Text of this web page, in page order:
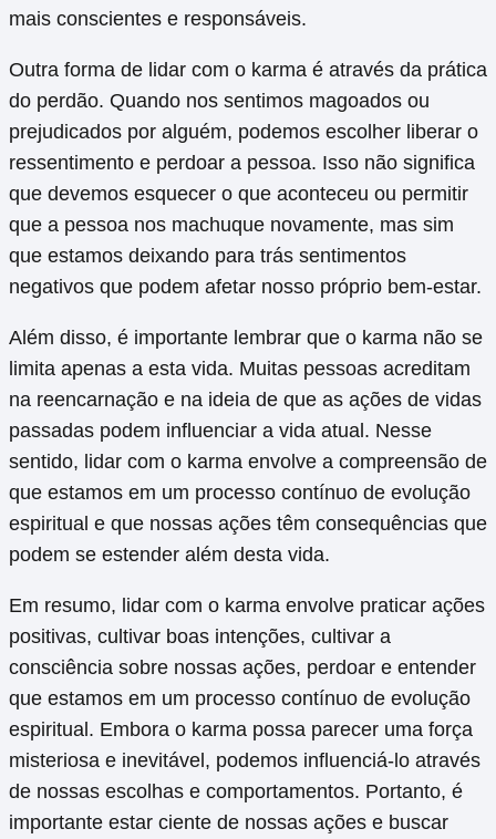
mais conscientes e responsáveis.
Outra forma de lidar com o karma é através da prática
do perdão. Quando nos sentimos magoados ou
prejudicados por alguém, podemos escolher liberar o
ressentimento e perdoar a pessoa. Isso não significa
que devemos esquecer o que aconteceu ou permitir
que a pessoa nos machuque novamente, mas sim
que estamos deixando para trás sentimentos
negativos que podem afetar nosso próprio bem-estar.
Além disso, é importante lembrar que o karma não se
limita apenas a esta vida. Muitas pessoas acreditam
na reencarnação e na ideia de que as ações de vidas
passadas podem influenciar a vida atual. Nesse
sentido, lidar com o karma envolve a compreensão de
que estamos em um processo contínuo de evolução
espiritual e que nossas ações têm consequências que
podem se estender além desta vida.
Em resumo, lidar com o karma envolve praticar ações
positivas, cultivar boas intenções, cultivar a
consciência sobre nossas ações, perdoar e entender
que estamos em um processo contínuo de evolução
espiritual. Embora o karma possa parecer uma força
misteriosa e inevitável, podemos influenciá-lo através
de nossas escolhas e comportamentos. Portanto, é
importante estar ciente de nossas ações e buscar